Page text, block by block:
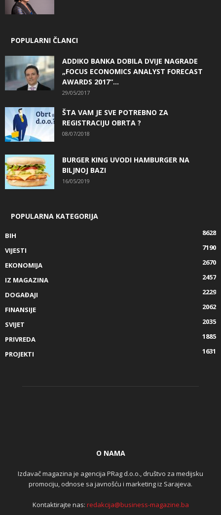
POPULARNI ČLANCI
ADDIKO BANKA DOBILA DVIJE NAGRADE
„FOCUS ECONOMICS ANALYST FORECAST
AWARDS 2017“...
29/05/2017
ŠTA VAM JE SVE POTREBNO ZA
REGISTRACIJU OBRTA ?
08/07/2018
BURGER KING UVODI HAMBURGER NA
BILJNOJ BAZI
16/05/2019
POPULARNA KATEGORIJA
BIH
8628
VIJESTI
7190
EKONOMIJA
2670
IZ MAGAZINA
2457
DOGAĐAJI
2229
FINANSIJE
2062
SVIJET
2035
PRIVREDA
1885
PROJEKTI
1631
O NAMA
Izdavač magazina je agencija PRag d.o.o., društvo za medijsku
promociju, odnose sa javnošću i marketing iz Sarajeva.
Kontaktirajte nas: redakcija@business-magazine.ba